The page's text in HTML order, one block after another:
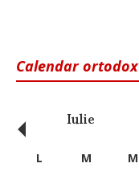
Calendar ortodox
Iulie
‹ L M M